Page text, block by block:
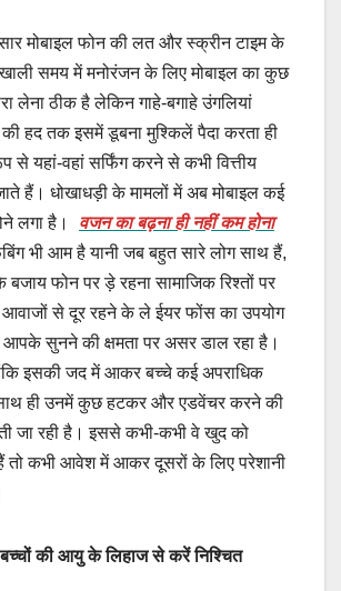
मोबाइल फोन की लत और स्क्रीन टाइम के
समय में मनोरंजन के लिए मोबाइल का कुछ
लेना ठीक है लेकिन गाहे-बगाहे उंगलियां
हद तक इसमें डूबना मुश्किलें पैदा करता ही
यहां-वहां सर्फिंग करने से कभी वित्तीय
हैं। धोखाधड़ी के मामलों में अब मोबाइल कई
लगा है।
वजन का बढ़ना ही नहीं कम होना
भी आम है यानी जब बहुत सारे लोग साथ हैं,
फोन पर ड़े रहना सामाजिक रिश्तों पर
आवाजों से दूर रहने के ले ईयर फोंस का उपयोग
सुनने की क्षमता पर असर डाल रहा है।
इसकी जद में आकर बच्चे कई अपराधिक
ही उनमें कुछ हटकर और एडवेंचर करने की
जा रही है। इससे कभी-कभी वे खुद को
तो कभी आवेश में आकर दूसरों के लिए परेशानी
की आयु के लिहाज से करें निश्चित